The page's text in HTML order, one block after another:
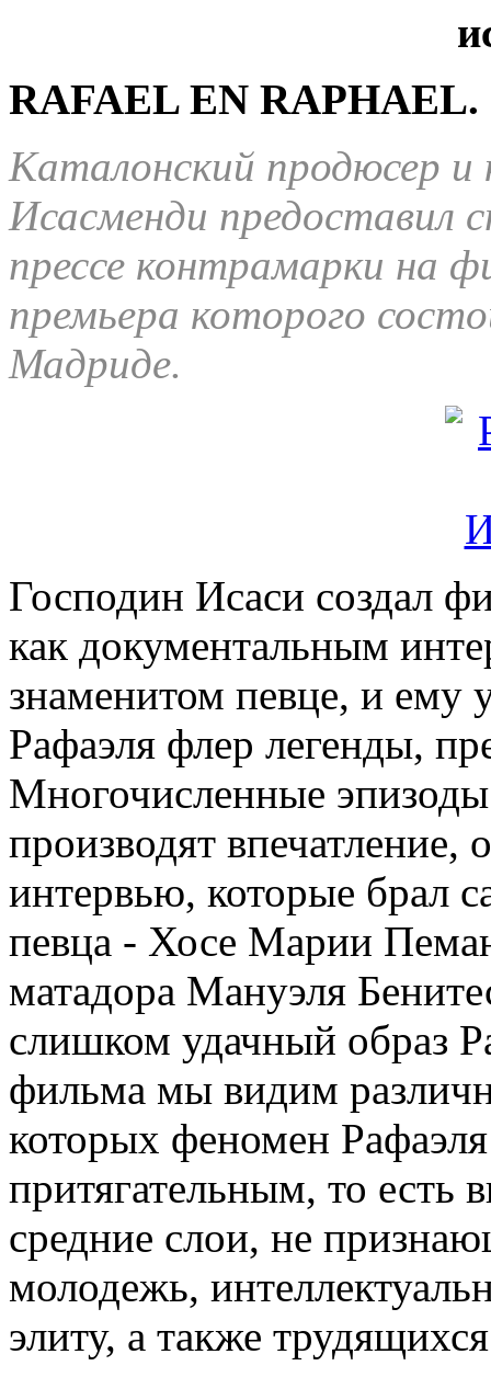
RAFAEL EN RAPHAEL.
Каталонский продюсер
Исасменди предоставил
прессе контрамарки на
премьера которого
Мадриде.
Господин Исаси создал
как документальным
знаменитом певце, и ему
Рафаэля флер легенды,
Многочисленные
производят впечатление,
интервью, которые брал
певца - Хосе Марии
матадора Мануэля
слишком удачный образ
фильма мы видим
которых феномен Рафаэля
притягательным, то есть
средние слои, не
молодежь,
элиту, а также